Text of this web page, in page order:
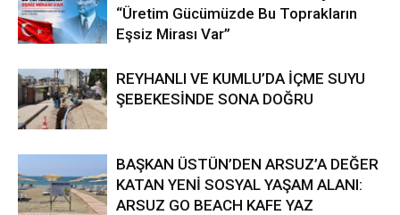
“Üretim Gücümüzde Bu Toprakların
Eşsiz Mirası Var”
REYHANLI VE KUMLU’DA İÇME SUYU
ŞEBEKESİNDE SONA DOĞRU
BAŞKAN ÜSTÜN’DEN ARSUZ’A DEĞER
KATAN YENİ SOSYAL YAŞAM ALANI:
ARSUZ GO BEACH KAFE YAZ